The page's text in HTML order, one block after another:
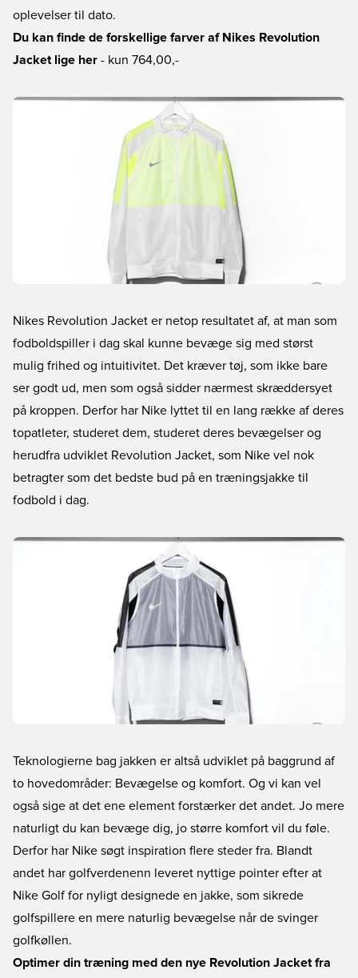
oplevelser til dato.
Du kan finde de forskellige farver af Nikes Revolution
Jacket lige her - kun 764,00,-
Nikes Revolution Jacket er netop resultatet af, at man som
fodboldspiller i dag skal kunne bevæge sig med størst
mulig frihed og intuitivitet. Det kræver tøj, som ikke bare
ser godt ud, men som også sidder nærmest skræddersyet
på kroppen. Derfor har Nike lyttet til en lang række af deres
topatleter, studeret dem, studeret deres bevægelser og
herudfra udviklet Revolution Jacket, som Nike vel nok
betragter som det bedste bud på en træningsjakke til
fodbold i dag.
Teknologierne bag jakken er altså udviklet på baggrund af
to hovedområder: Bevægelse og komfort. Og vi kan vel
også sige at det ene element forstærker det andet. Jo mere
naturligt du kan bevæge dig, jo større komfort vil du føle.
Derfor har Nike søgt inspiration flere steder fra. Blandt
andet har golfverdenenn leveret nyttige pointer efter at
Nike Golf for nyligt designede en jakke, som sikrede
golfspillere en mere naturlig bevægelse når de svinger
golfkøllen.
Optimer din træning med den nye Revolution Jacket fra